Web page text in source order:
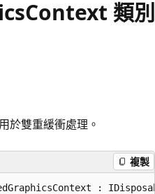
Context 類別
於雙重緩衝處理。
複製
: